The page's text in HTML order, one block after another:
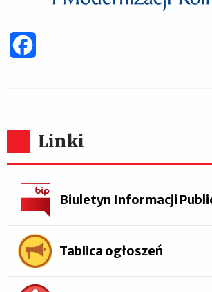
Linki
Biuletyn Informacji
Tablica ogłoszeń